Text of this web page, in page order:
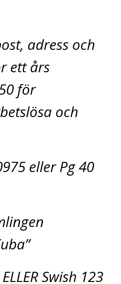
adress och
ett års
för
och
eller Pg 40
Swish 123